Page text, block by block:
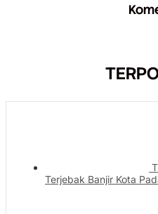
Terjebak Banjir Kota